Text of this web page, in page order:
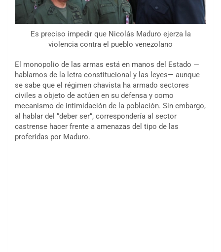
Es preciso impedir que Nicolás Maduro ejerza la
violencia contra el pueblo venezolano
El monopolio de las armas está en manos del Estado —
hablamos de la letra constitucional y las leyes— aunque
se sabe que el régimen chavista ha armado sectores
civiles a objeto de actúen en su defensa y como
mecanismo de intimidación de la población. Sin embargo,
al hablar del “deber ser”, correspondería al sector
castrense hacer frente a amenazas del tipo de las
proferidas por Maduro.